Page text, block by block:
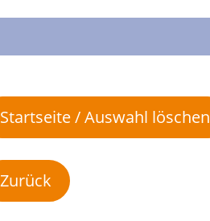
Startseite / Auswahl löschen